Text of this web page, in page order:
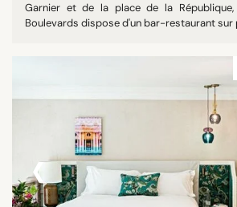
Garnier et de la place de la
Boulevards dispose d'un bar-restaurant sur
‹